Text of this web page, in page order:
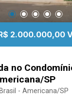
em cada
2.000.000,00
no
SP
- Americana/SP